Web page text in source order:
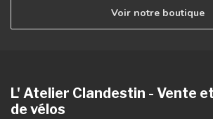
Voir notre boutique
L' Atelier Clandestin - Vente
de vélos